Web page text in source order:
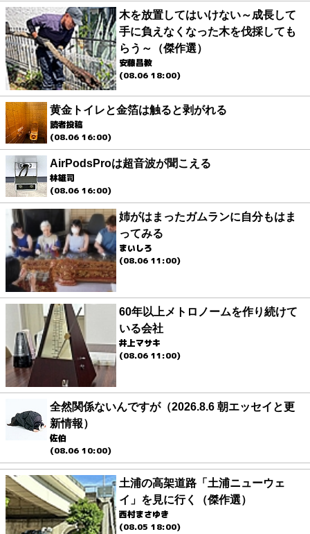
木を放置してはいけない～成長して
手に負えなくなった木を伐採しても
らう～（傑作選）
安藤昌教
(08.06 18:00)
黄金トイレと金箔は触ると剥がれる
読者投稿
(08.06 16:00)
AirPodsProは超音波が聞こえる
林雄司
(08.06 16:00)
姉がはまったガムランに自分もはま
ってみる
まいしろ
(08.06 11:00)
60年以上メトロノームを作り続けて
いる会社
井上マサキ
(08.06 11:00)
全然関係ないんですが（2026.8.6 朝エッセイと更
新情報）
佐伯
(08.06 10:00)
土浦の高架道路「土浦ニューウェ
イ」を見に行く（傑作選）
西村まさゆき
(08.05 18:00)